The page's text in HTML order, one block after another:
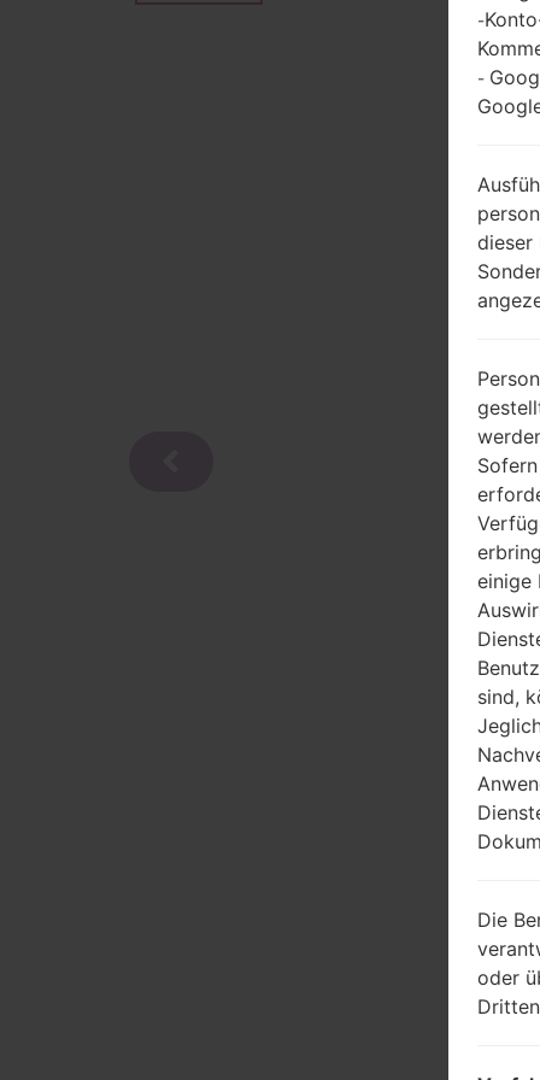
-
-
dieser
einige
sind,
Die
oder